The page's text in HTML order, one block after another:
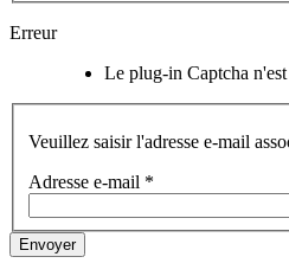
Erreur
Le plug-in Captcha
Veuillez saisir l'adresse e-mail
Adresse e-mail *
Envoyer